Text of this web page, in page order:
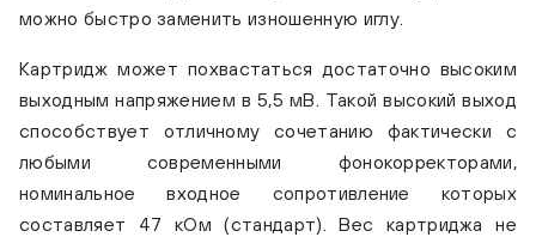
можно быстро заменить изношенную иглу.
Картридж может похвастаться достаточно высоким
выходным напряжением в 5,5 мВ. Такой высокий выход
способствует отличному сочетанию фактически с
любыми современными фонокорректорами,
номинальное входное сопротивление которых
составляет 47 кОм (стандарт). Вес картриджа не